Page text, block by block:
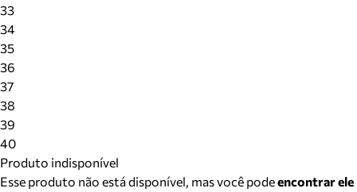
33
34
35
36
37
38
39
40
Produto indisponível
Esse produto não está disponível, mas você podeencontrar ele